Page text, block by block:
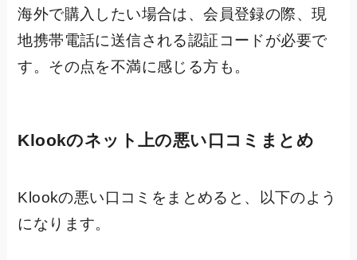
海外で購入したい場合は、会員登録の際、現
地携帯電話に送信される認証コードが必要で
す。その点を不満に感じる方も。
Klookのネット上の悪い口コミまとめ
Klookの悪い口コミをまとめると、以下のよう
になります。